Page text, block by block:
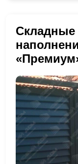
Складные